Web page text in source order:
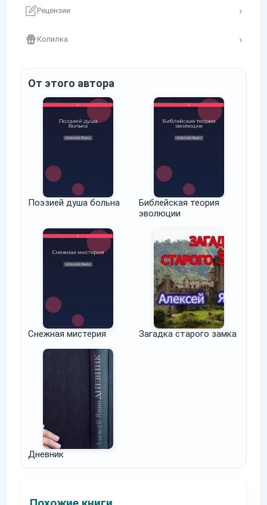
Рецензии
Копилка
От этого автора
Поэзией душа больна
Библейская теория
эволюции
Снежная мистерия Загадка старого замка
Дневник